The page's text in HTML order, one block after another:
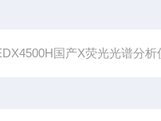
国产X荧光光谱分析